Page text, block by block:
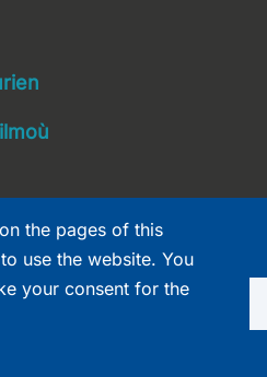
the pages of this
use the website. You
your consent for the